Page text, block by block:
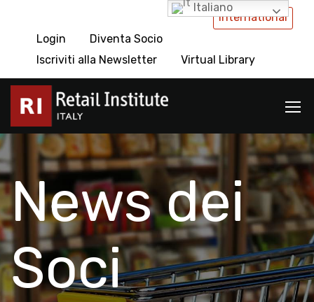
International
Login
Diventa Socio
Iscriviti alla Newsletter
Virtual Library
News dei
Soci
Italiano